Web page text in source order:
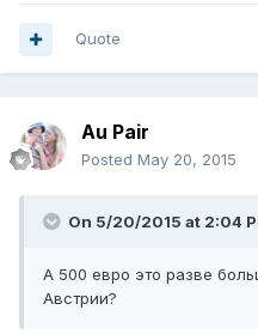
Quote
Au Pair
Posted May 20, 2015
On 5/20/2015 at 2:04
А 500 евро это разве
Австрии?